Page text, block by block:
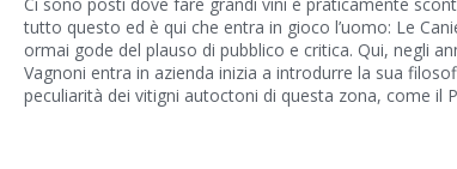
tutto questo ed è qui che entra in gioco l’uomo: Le
ormai gode del plauso di pubblico e critica. Qui, negli
Vagnoni entra in azienda inizia a introdurre la sua
peculiarità dei vitigni autoctoni di questa zona, come il